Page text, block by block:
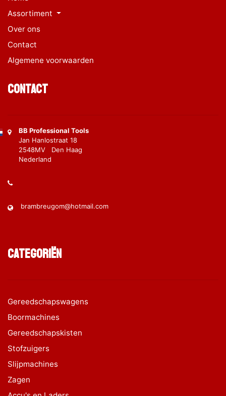
Assortiment
Over ons
Contact
Algemene voorwaarden
Contact
BB Professional Tools
Jan Hanlostraat 18
2548MV Den Haag
Nederland
brambreugom@hotmail.com
Categoriën
Gereedschapswagens
Boormachines
Gereedschapskisten
Stofzuigers
Slijpmachines
Zagen